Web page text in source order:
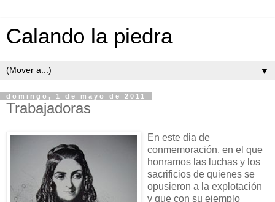
Calando la piedra
▼
domingo, 1 de mayo de 2011
Trabajadoras
En este dia de
conmemoración, en el que
honramos las luchas y los
sacrificios de quienes se
opusieron a la explotación
y que con su ejemplo